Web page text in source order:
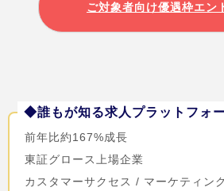
ご対象者向け優遇枠エ
◆誰もが知る求人プラットフォ
前年比約167%成長
東証グロース上場企業
カスタマーサクセス / マーケティン